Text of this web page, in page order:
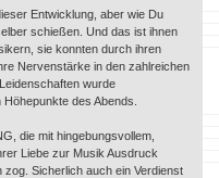
Entwicklung, aber wie Du
schießen. Und das ist ihnen
sie konnten durch ihren
Nervenstärke in den zahlreichen
wurde
des Abends.
die mit hingebungsvollem,
Liebe zur Musik Ausdruck
Sicherlich auch ein Verdienst